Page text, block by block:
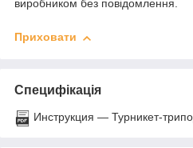
виробником без повідомлення.
Приховати
Специфікація
Инструкция — Турникет-